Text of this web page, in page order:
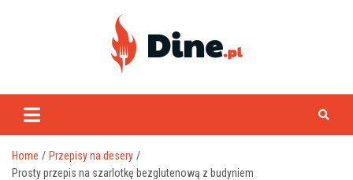
www.dine.pl
Home
Przepisy na desery
Prosty przepis na szarlotkę bezglutenową z budyniem